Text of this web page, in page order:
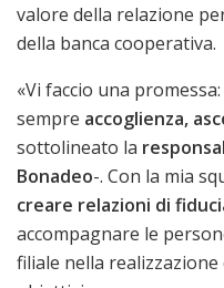
valore della relazione
della banca cooperativa.
«Vi faccio una
sempre accoglienza,
sottolineato la
Bonadeo-. Con la mia
creare relazioni di
accompagnare le
filiale nella